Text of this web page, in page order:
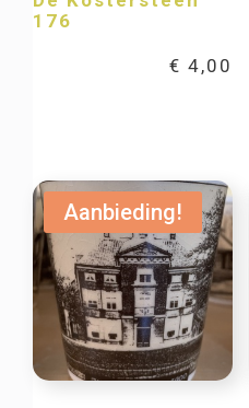
176
€ 4,00
Aanbieding!